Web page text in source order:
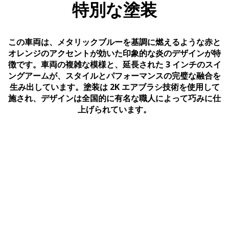
特別な塗装
この車両は、メタリックブルーを基調に燃えるような赤と
オレンジのアクセントが効いた印象的な炎のデザインが特
徴です。車両の複雑な模様と、延長された 3 インチのスイ
ングアームが、スタイルとパフォーマンスの完璧な融合を
生み出しています。塗装は 2K エアブラシ技術を使用して
施され、デザインは全国的に有名な職人によって巧みに仕
上げられています。